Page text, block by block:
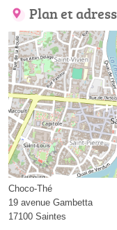
Plan et
Choco-Thé
19 avenue Gambetta
17100 Saintes